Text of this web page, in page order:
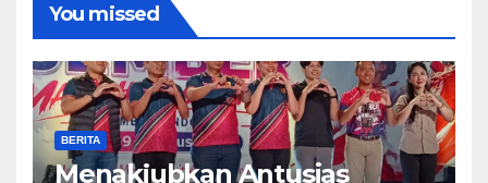
You missed
BERITA
Menakjubkan Antusias